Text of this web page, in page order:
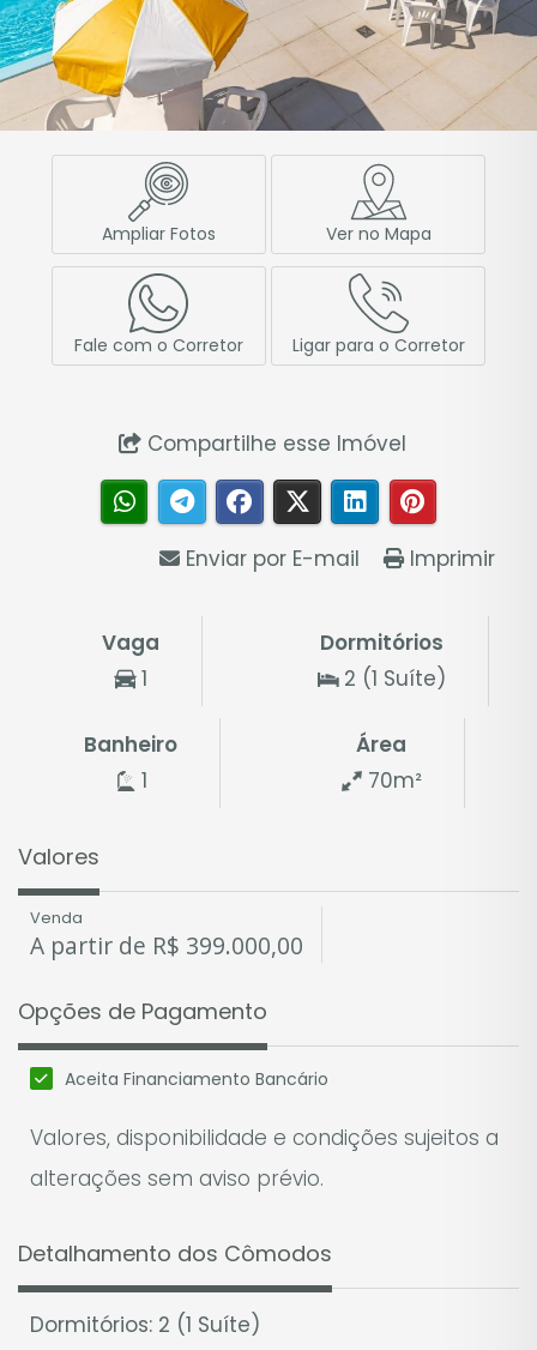
Ampliar Fotos Ver no Mapa
Fale com o Corretor Ligar para o Corretor
Compartilhe esse Imóvel
Imprimir
Enviar por E-mail
Vaga
1
Dormitórios
2 (1 Suíte)
Banheiro
1
Área
70m²
Valores
Venda
A partir de R$ 399.000,00
Opções de Pagamento
Aceita Financiamento Bancário
Valores, disponibilidade e condições sujeitos a
alterações sem aviso prévio.
Detalhamento dos Cômodos
Dormitórios: 2 (1 Suíte)